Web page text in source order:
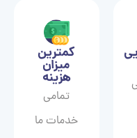
کمترین
میزان
هزینه
تمامی
خدمات ما